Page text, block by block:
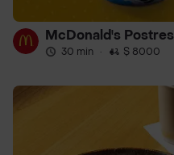
McDonald's Postres
30 min · $ 8000